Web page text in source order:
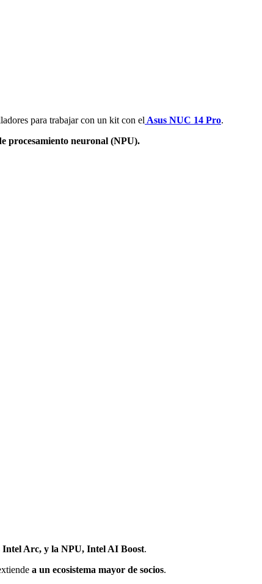
para trabajar con un kit con el Asus NUC 14 Pro.
procesamiento neuronal (NPU).
Intel Arc, y la NPU, Intel AI Boost.
a un ecosistema mayor de socios.